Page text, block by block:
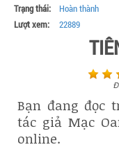
Trạng thái:
Hoàn thành
Lượt xem:
22889
Bạn đang đọc
tác giả Mạc
online.